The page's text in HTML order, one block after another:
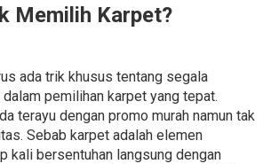
Memilih Karpet?
ada trik khusus tentang segala
pemilihan karpet yang tepat.
terayu dengan promo murah namun tak
Sebab karpet adalah elemen
kali bersentuhan langsung dengan